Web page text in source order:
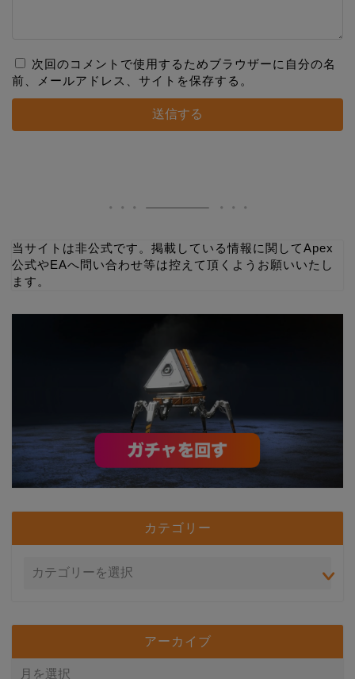
次回のコメントで使用するためブラウザーに自分の名
前、メールアドレス、サイトを保存する。
当サイトは非公式です。掲載している情報に関してApex
公式やEAへ問い合わせ等は控えて頂くようお願いいたし
ます。
カテゴリー
アーカイブ